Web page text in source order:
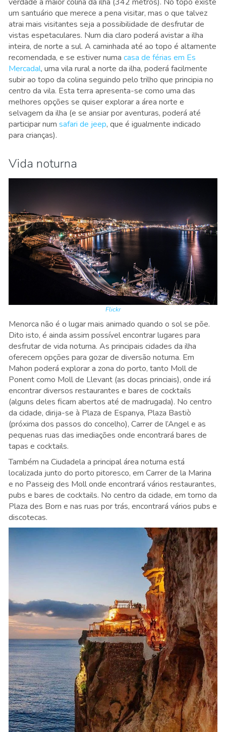
verdade a maior colina da ilha (342 metros). No topo existe
um santuário que merece a pena visitar, mas o que talvez
atrai mais visitantes seja a possibilidade de desfrutar de
vistas espetaculares. Num dia claro poderá avistar a ilha
inteira, de norte a sul. A caminhada até ao topo é altamente
recomendada, e se estiver numa casa de férias em Es
Mercadal, uma vila rural a norte da ilha, poderá facilmente
subir ao topo da colina seguindo pelo trilho que principia no
centro da vila. Esta terra apresenta-se como uma das
melhores opções se quiser explorar a área norte e
selvagem da ilha (e se ansiar por aventuras, poderá até
participar num safari de jeep, que é igualmente indicado
para crianças).
Vida noturna
Flickr
Menorca não é o lugar mais animado quando o sol se põe.
Dito isto, é ainda assim possível encontrar lugares para
desfrutar de vida noturna. As principais cidades da ilha
oferecem opções para gozar de diversão noturna. Em
Mahon poderá explorar a zona do porto, tanto Moll de
Ponent como Moll de Llevant (as docas princiais), onde irá
encontrar diversos restaurantes e bares de cocktails
(alguns deles ficam abertos até de madrugada). No centro
da cidade, dirija-se à Plaza de Espanya, Plaza Bastiò
(próxima dos passos do concelho), Carrer de l’Angel e as
pequenas ruas das imediações onde encontrará bares de
tapas e cocktails.
Também na Ciudadela a principal área noturna está
localizada junto do porto pitoresco, em Carrer de la Marina
e no Passeig des Moll onde encontrará vários restaurantes,
pubs e bares de cocktails. No centro da cidade, em torno da
Plaza des Born e nas ruas por trás, encontrará vários pubs e
discotecas.